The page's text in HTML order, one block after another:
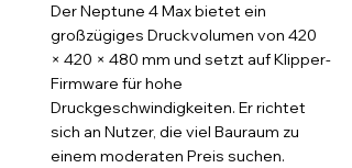
Der Neptune 4 Max bietet ein
großzügiges Druckvolumen von 420
× 420 × 480 mm und setzt auf Klipper-
Firmware für hohe
Druckgeschwindigkeiten. Er richtet
sich an Nutzer, die viel Bauraum zu
einem moderaten Preis suchen.